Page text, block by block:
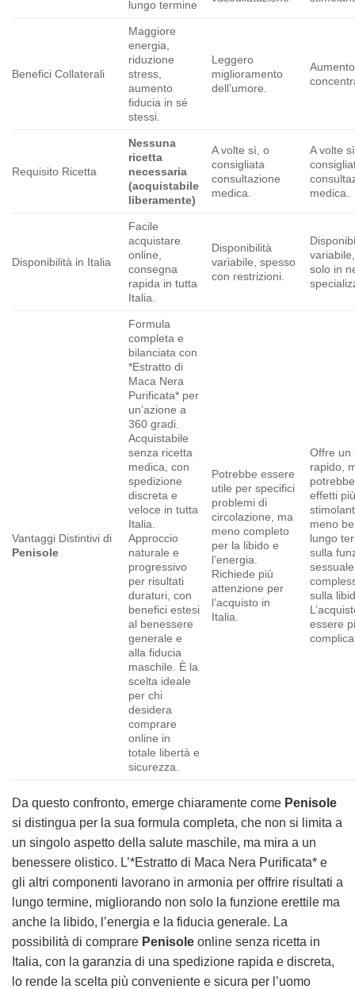
lungo termine
Benefici Collaterali
Maggiore
energia,
riduzione
stress,
aumento
fiducia in sé
stessi.
Leggero
miglioramento
dell’umore.
Requisito Ricetta
Nessuna
ricetta
necessaria
(acquistabile
liberamente)
A volte sì, o
consigliata
consultazione
medica.
A volte
medica.
Disponibilità in Italia
Facile
acquistare
online,
consegna
rapida in tutta
Italia.
Disponibilità
variabile, spesso
con restrizioni.
solo in
Vantaggi Distintivi di
Penisole
Formula
completa e
bilanciata con
*Estratto di
Maca Nera
Purificata* per
un’azione a
360 gradi.
Acquistabile
senza ricetta
medica, con
spedizione
discreta e
veloce in tutta
Italia.
Approccio
naturale e
progressivo
per risultati
duraturi, con
benefici estesi
al benessere
generale e
alla fiducia
maschile. È la
scelta ideale
per chi
desidera
comprare
online in
totale libertà e
sicurezza.
Potrebbe essere
utile per specifici
problemi di
circolazione, ma
meno completo
per la libido e
l’energia.
Richiede più
attenzione per
l’acquisto in
Italia.
Offre un
rapido,
effetti
meno
lungo
sulla
sessuale
sulla
essere
Da questo confronto, emerge chiaramente come Penisole
si distingua per la sua formula completa, che non si limita a
un singolo aspetto della salute maschile, ma mira a un
benessere olistico. L’*Estratto di Maca Nera Purificata* e
gli altri componenti lavorano in armonia per offrire risultati a
lungo termine, migliorando non solo la funzione erettile ma
anche la libido, l’energia e la fiducia generale. La
possibilità di comprare Penisole online senza ricetta in
Italia, con la garanzia di una spedizione rapida e discreta,
lo rende la scelta più conveniente e sicura per l’uomo